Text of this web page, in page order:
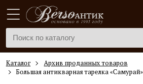
Каталог
Архив проданных товаров
Большая антикварная тарелка «Самурай»